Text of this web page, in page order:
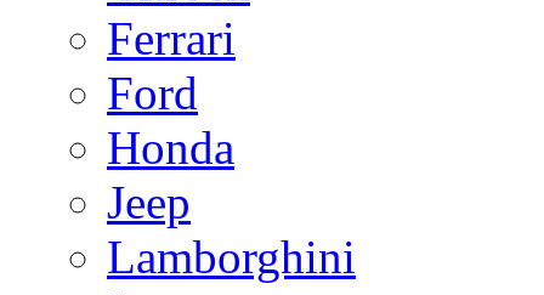
Ferrari
Ford
Honda
Jeep
Lamborghini